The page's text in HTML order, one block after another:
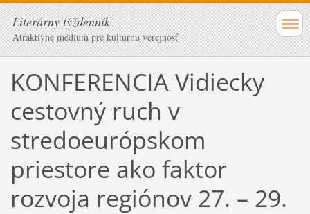
Literárny týždenník
Atraktívne médium pre kultúrnu verejnosť
KONFERENCIA Vidiecky
cestovný ruch v
stredoeurópskom
priestore ako faktor
rozvoja regiónov 27. – 29.